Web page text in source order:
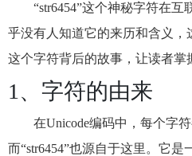
“str6454”这个神秘字符在
乎没有人知道它的来历和含义，
这个字符背后的故事，让读者掌
1、字符的由来
在Unicode编码中，每个字
而“str6454”也源自于这里。它